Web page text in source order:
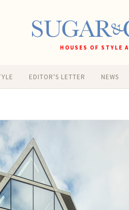
HOUSES OF STYLE
EDITOR'S LETTER NEWS